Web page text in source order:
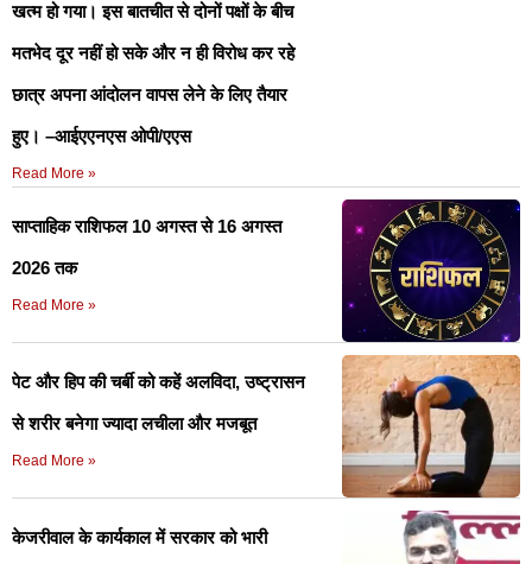
खत्म हो गया। इस बातचीत से दोनों पक्षों के बीच
मतभेद दूर नहीं हो सके और न ही विरोध कर रहे
छात्र अपना आंदोलन वापस लेने के लिए तैयार
हुए। –आईएएनएस ओपी/एएस
Read More »
साप्ताहिक राशिफल 10 अगस्त से 16 अगस्त
2026 तक
Read More »
पेट और हिप की चर्बी को कहें अलविदा, उष्ट्रासन
से शरीर बनेगा ज्यादा लचीला और मजबूत
Read More »
केजरीवाल के कार्यकाल में सरकार को भारी